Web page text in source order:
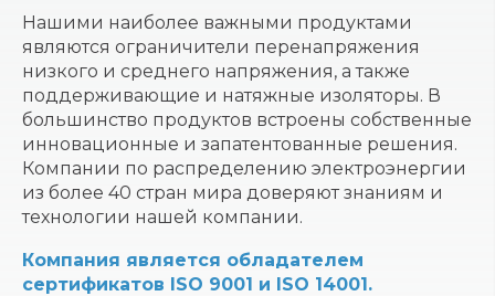
Нашими наиболее важными продуктами
являются ограничители перенапряжения
низкого и среднего напряжения, а также
поддерживающие и натяжные изоляторы. В
большинство продуктов встроены собственные
инновационные и запатентованные решения.
Компании по распределению электроэнергии
из более 40 стран мира доверяют знаниям и
технологии нашей компании.
Компания является обладателем
сертификатов ISO 9001 и ISO 14001.